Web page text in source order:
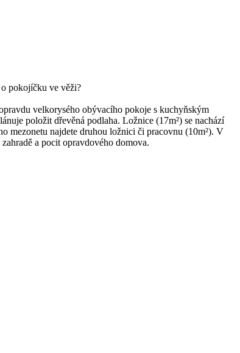
pokojíčku ve věži?
velkorysého obývacího pokoje s kuchyňským
položit dřevěná podlaha. Ložnice (17m²) se nachází
mezonetu najdete druhou ložnici či pracovnu (10m²). V
a pocit opravdového domova.